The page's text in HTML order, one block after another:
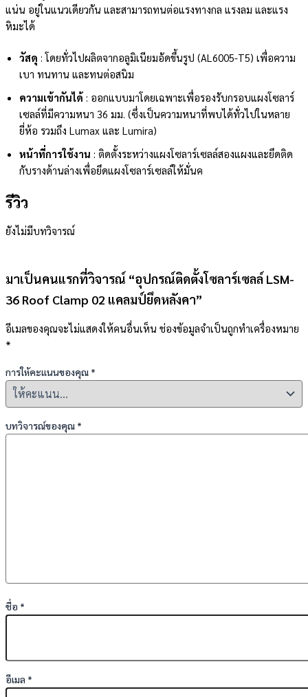
แน่น อยู่ในแนวเดียวกัน และสามารถทนต่อแรงทางกล แรงลม และแรง
หิมะได้
วัสดุ : โดยทั่วไปผลิตจากอลูมิเนียมอัดขึ้นรูป (AL6005-T5) เพื่อความ
เบา ทนทาน และทนต่อสนิม
ความเข้ากันได้ : ออกแบบมาโดยเฉพาะเพื่อรองรับกรอบแผงโซลาร์
เซลล์ที่มีความหนา 36 มม. (ซึ่งเป็นความหนาที่พบได้ทั่วไปในหลาย
ยี่ห้อ รวมถึง Lumax และ Lumira)
หน้าที่การใช้งาน : ติดตั้งระหว่างแผงโซลาร์เซลล์สองแผงและยึดติด
กับรางด้านล่างเพื่อยึดแผงโซลาร์เซลล์ให้มั่นค
รีวิว
ยังไม่มีบทวิจารณ์
มาเป็นคนแรกที่วิจารณ์ “อุปกรณ์ติดตั้งโซลาร์เซลล์ LSM-
36 Roof Clamp 02 แคลมป์ยึดหลังคา”
อีเมลของคุณจะไม่แสดงให้คนอื่นเห็น ช่องข้อมูลจำเป็นถูกทำเครื่องหมาย
*
การให้คะแนนของคุณ *
บทวิจารณ์ของคุณ *
ชื่อ *
อีเมล *